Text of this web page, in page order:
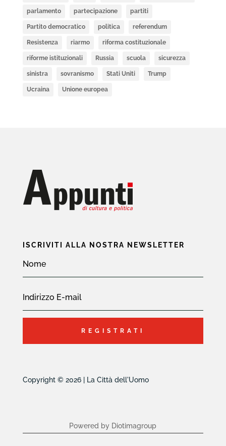
parlamento partecipazione partiti
Partito democratico politica referendum
Resistenza riarmo riforma costituzionale
riforme istituzionali Russia scuola sicurezza
sinistra sovranismo Stati Uniti Trump
Ucraina Unione europea
ISCRIVITI ALLA NOSTRA NEWSLETTER
REGISTRATI
Copyright © 2026 | La Città dell'Uomo
Powered by Diotimagroup